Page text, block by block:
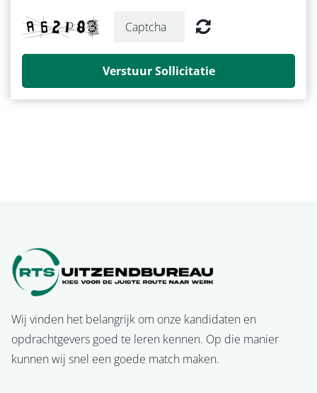
Verstuur Sollicitatie
Wij vinden het belangrijk om onze kandidaten en
opdrachtgevers goed te leren kennen. Op die manier
kunnen wij snel een goede match maken.